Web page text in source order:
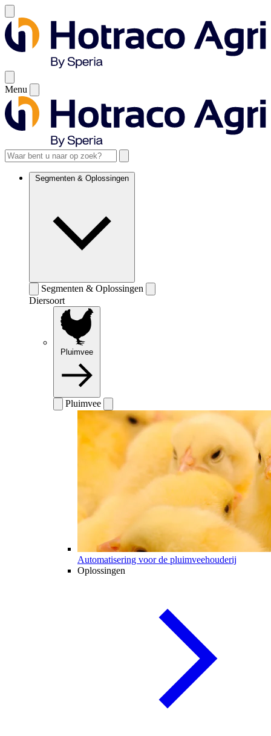
Menu
Segmenten & Oplossingen
Segmenten & Oplossingen
Diersoort
Pluimvee
Pluimvee
Automatisering voor de pluimveehouderij
Oplossingen